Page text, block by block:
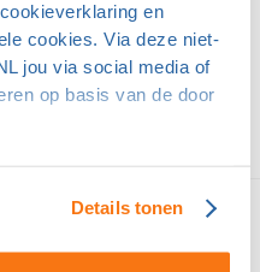
en
cookies. Via deze niet-
jou via social media of
op basis van de door
Details tonen